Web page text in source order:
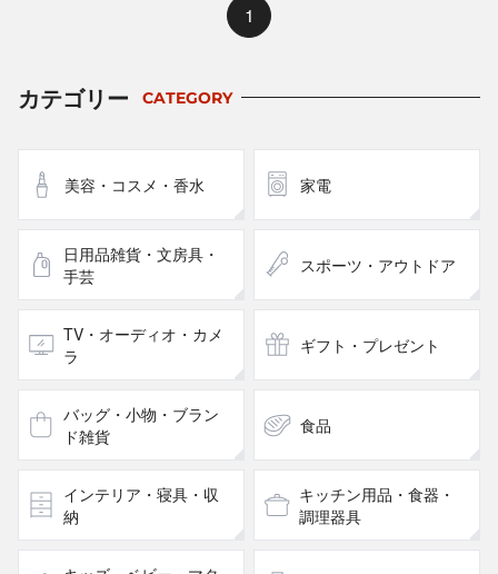
1
カテゴリー CATEGORY
美容・コスメ・香水 家電
日用品雑貨・文房具・
手芸
スポーツ・アウトドア
TV・オーディオ・カメ
ラ
ギフト・プレゼント
バッグ・小物・ブラン
ド雑貨
食品
インテリア・寝具・収
納
キッチン用品・食器・
調理器具